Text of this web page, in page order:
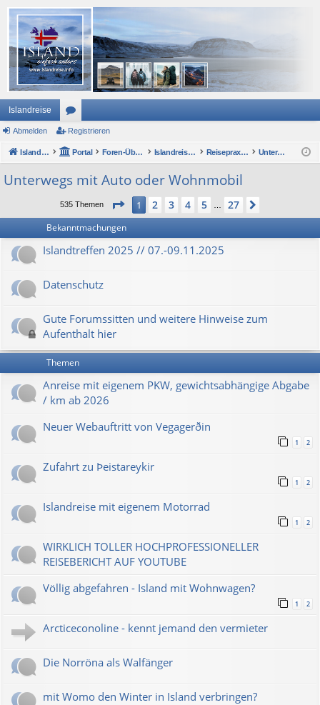
Islandreise
or
en
Abmelden Registrieren
Islandreise Portal Foren-Übersicht Islandreise Forum Reisepraxis - Urlaub in Island Unterwegs mit Auto oder Wohnmobil
Unterwegs mit Auto oder Wohnmobil
535 Themen Seite 1 von 27
1 2 3 4 5 27
Bekanntmachungen
Islandtreffen 2025 // 07.-09.11.2025
Datenschutz
Gute Forumssitten und weitere Hinweise zum
Aufenthalt hier
Themen
Anreise mit eigenem PKW, gewichtsabhängige Abgabe
/ km ab 2026
Neuer Webauftritt von Vegagerðin
1 2
Zufahrt zu Þeistareykir
1 2
Islandreise mit eigenem Motorrad
1 2
WIRKLICH TOLLER HOCHPROFESSIONELLER
REISEBERICHT AUF YOUTUBE
Völlig abgefahren - Island mit Wohnwagen?
1 2
Arcticeconoline - kennt jemand den vermieter
Die Norröna als Walfänger
mit Womo den Winter in Island verbringen?